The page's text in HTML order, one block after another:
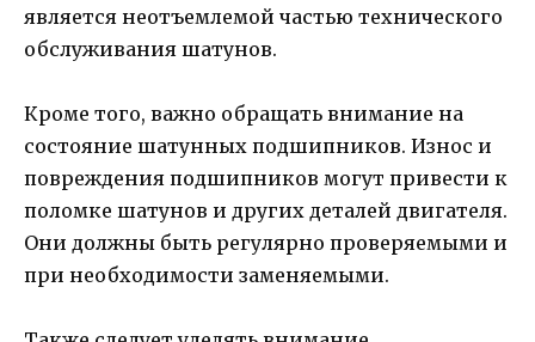
является неотъемлемой частью технического
обслуживания шатунов.
Кроме того, важно обращать внимание на
состояние шатунных подшипников. Износ и
повреждения подшипников могут привести к
поломке шатунов и других деталей двигателя.
Они должны быть регулярно проверяемыми и
при необходимости заменяемыми.